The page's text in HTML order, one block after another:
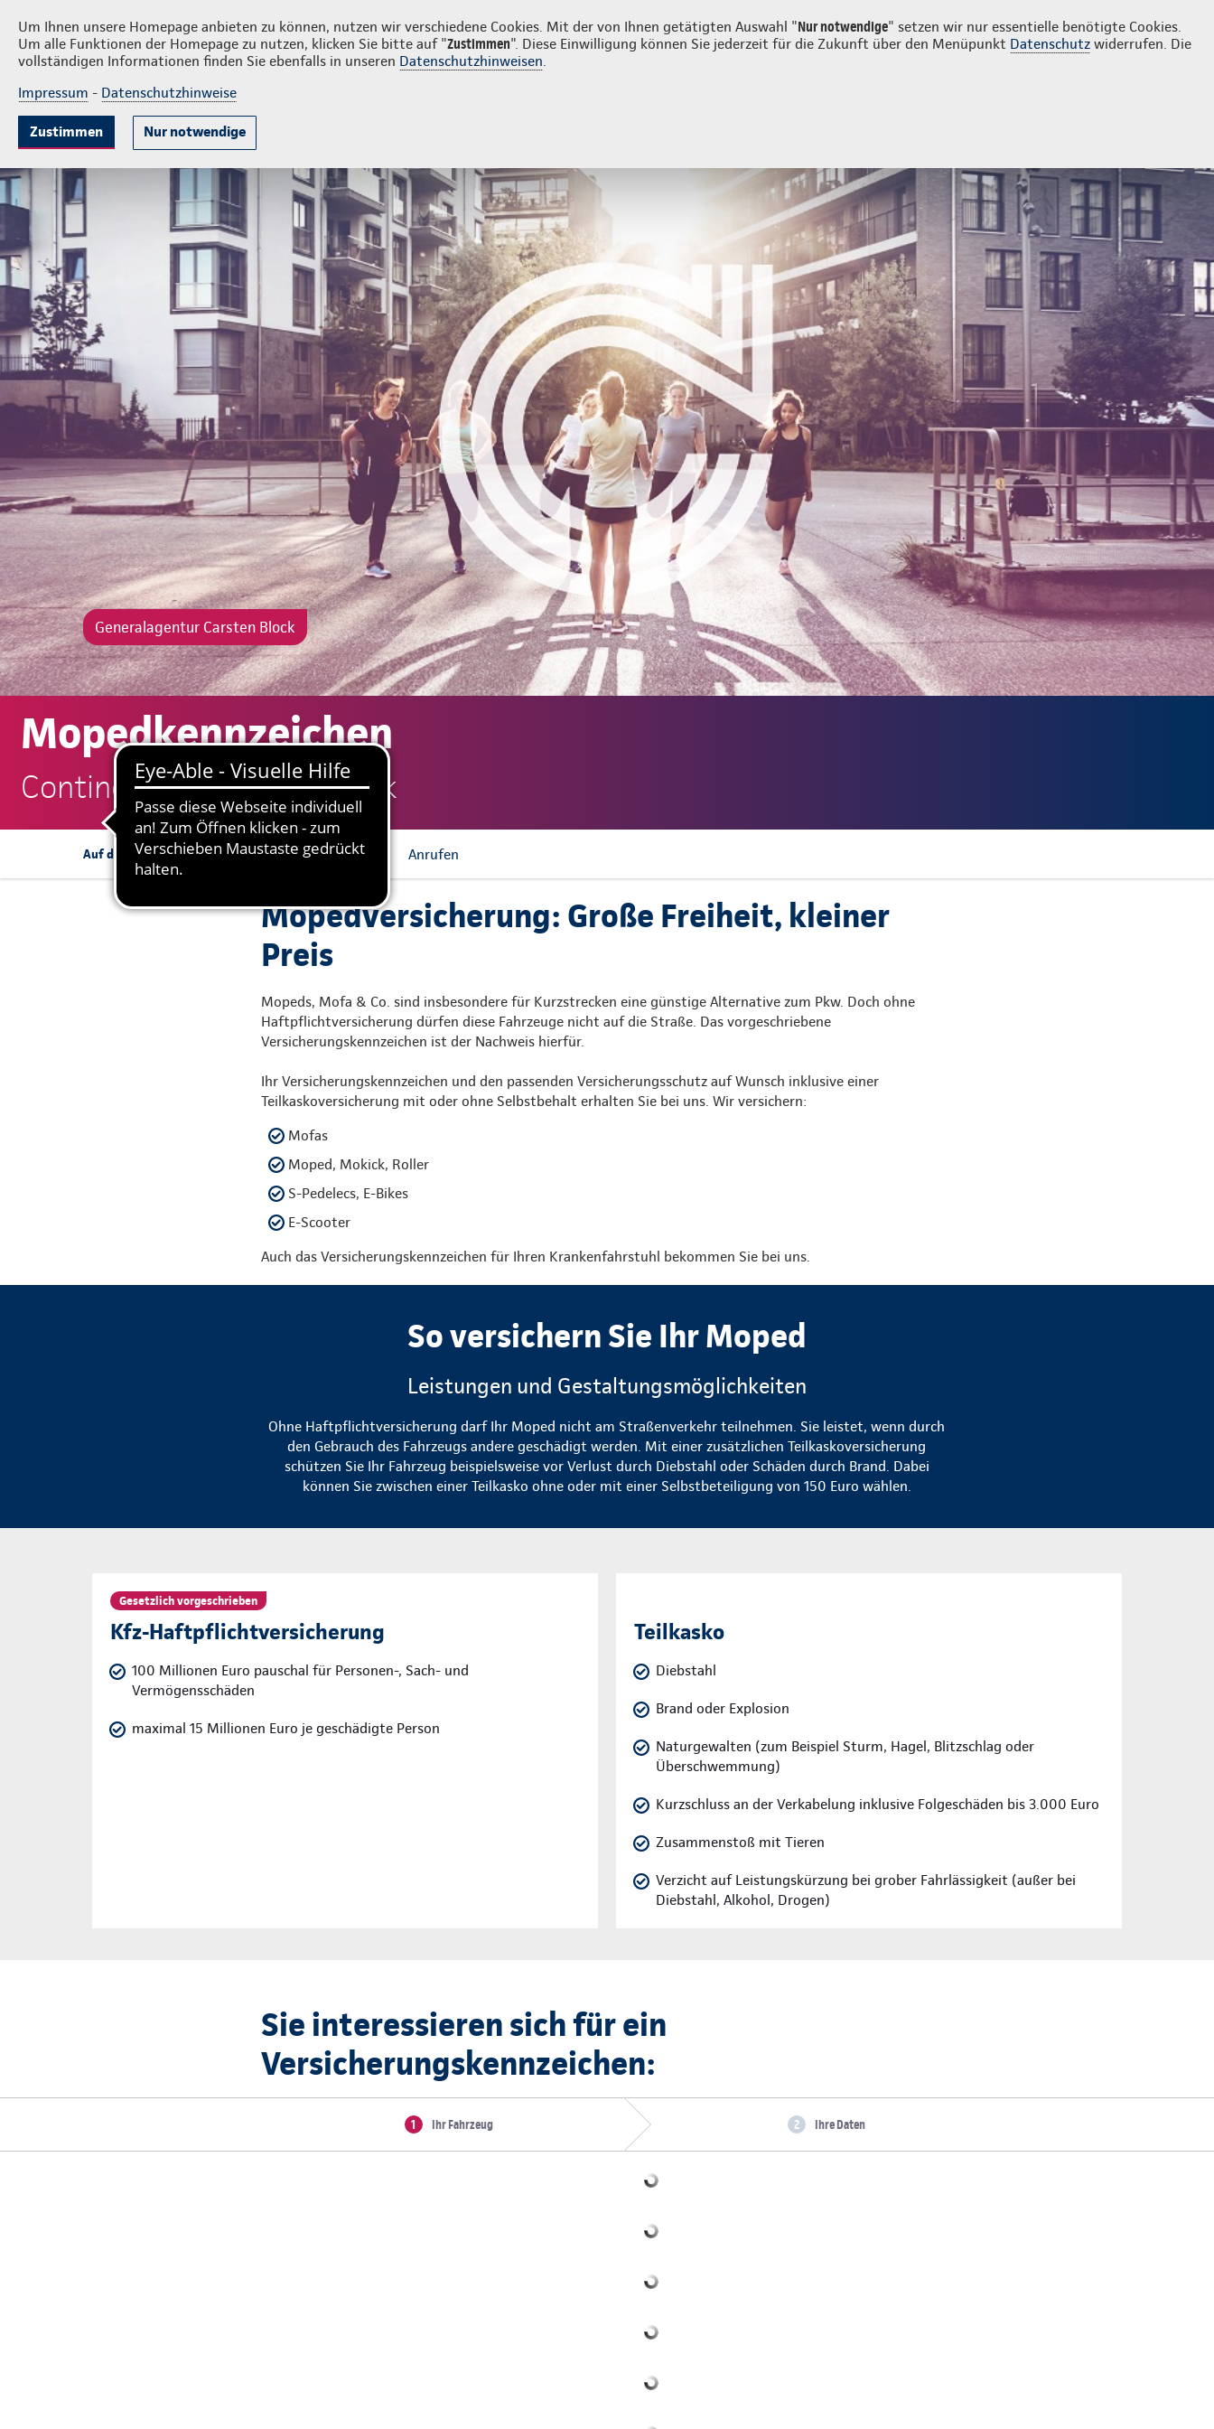
Um Ihnen unsere Homepage anbieten zu können, nutzen wir verschiedene Cookies. Mit der von Ihnen getätigten Auswahl "Nur notwendige" setzen wir nur essentielle benötigte Cookies.
Um alle Funktionen der Homepage zu nutzen, klicken Sie bitte auf "Zustimmen". Diese Einwilligung können Sie jederzeit für die Zukunft über den Menüpunkt Datenschutz widerrufen. Die
vollständigen Informationen finden Sie ebenfalls in unseren Datenschutzhinweisen.
Impressum - Datenschutzhinweise
Zustimmen Nur notwendige
Carsten Block Privatkunden Firmenkunden Login Kontakt 05642 6399
KrankenversicherungLebensversicherung
Generalagentur Carsten Block
Generalagentur Carsten Block
Mopedkennzeichen
Continentale: Carsten Block
Auf dieser Seite: Angebotsanfrage Anrufen
Mopedversicherung: Große Freiheit, kleiner
Preis
Mopeds, Mofa & Co. sind insbesondere für Kurzstrecken eine günstige Alternative zum Pkw. Doch ohne
Haftpflichtversicherung dürfen diese Fahrzeuge nicht auf die Straße. Das vorgeschriebene
Versicherungskennzeichen ist der Nachweis hierfür.
Ihr Versicherungskennzeichen und den passenden Versicherungsschutz auf Wunsch inklusive einer
Teilkaskoversicherung mit oder ohne Selbstbehalt erhalten Sie bei uns. Wir versichern:
Mofas
Moped, Mokick, Roller
S-Pedelecs, E-Bikes
E-Scooter
Auch das Versicherungskennzeichen für Ihren Krankenfahrstuhl bekommen Sie bei uns.
So versichern Sie Ihr Moped
Leistungen und Gestaltungsmöglichkeiten
Ohne Haftpflichtversicherung darf Ihr Moped nicht am Straßenverkehr teilnehmen. Sie leistet, wenn durch
den Gebrauch des Fahrzeugs andere geschädigt werden. Mit einer zusätzlichen Teilkaskoversicherung
schützen Sie Ihr Fahrzeug beispielsweise vor Verlust durch Diebstahl oder Schäden durch Brand. Dabei
können Sie zwischen einer Teilkasko ohne oder mit einer Selbstbeteiligung von 150 Euro wählen.
Gesetzlich vorgeschrieben
Kfz-Haftpflichtversicherung
100 Millionen Euro pauschal für Personen-, Sach- und
Vermögensschäden
maximal 15 Millionen Euro je geschädigte Person
Teilkasko
Diebstahl
Brand oder Explosion
Naturgewalten (zum Beispiel Sturm, Hagel, Blitzschlag oder
Überschwemmung)
Kurzschluss an der Verkabelung inklusive Folgeschäden bis 3.000 Euro
Zusammenstoß mit Tieren
Verzicht auf Leistungskürzung bei grober Fahrlässigkeit (außer bei
Diebstahl, Alkohol, Drogen)
Sie interessieren sich für ein
Versicherungskennzeichen:
Ihr Fahrzeug Ihre Daten